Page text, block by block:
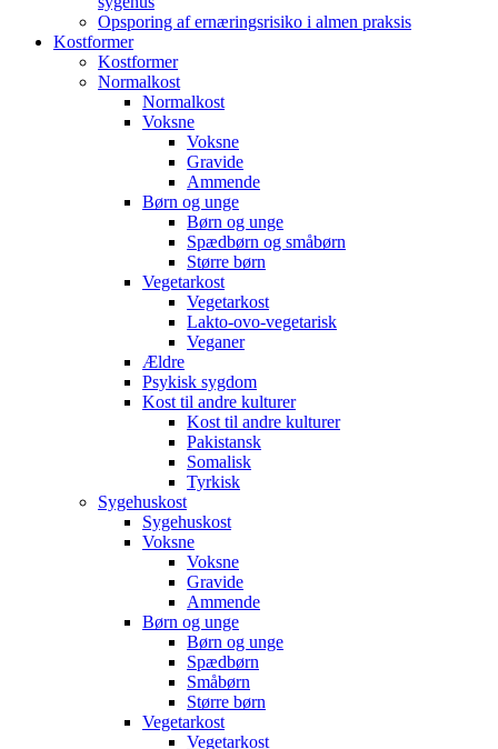
Opsporing af ernæringsrisiko i almen praksis
Kostformer
Kostformer
Normalkost
Normalkost
Voksne
Voksne
Gravide
Ammende
Børn og unge
Børn og unge
Spædbørn og småbørn
Større børn
Vegetarkost
Vegetarkost
Lakto-ovo-vegetarisk
Veganer
Ældre
Psykisk sygdom
Kost til andre kulturer
Kost til andre kulturer
Pakistansk
Somalisk
Tyrkisk
Sygehuskost
Sygehuskost
Voksne
Voksne
Gravide
Ammende
Børn og unge
Børn og unge
Spædbørn
Småbørn
Større børn
Vegetarkost
Vegetarkost